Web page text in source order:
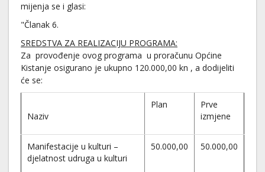
mijenja se i glasi:
"Članak 6.
SREDSTVA ZA REALIZACIJU PROGRAMA:
Za provođenje ovog programa u proračunu Općine
Kistanje osigurano je ukupno 120.000,00 kn , a dodijeliti
će se:
Naziv
Plan
Prve
izmjene
Manifestacije u kulturi –
djelatnost udruga u kulturi
50.000,00 50.000,00